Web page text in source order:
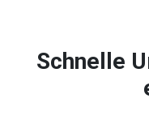
Schnelle